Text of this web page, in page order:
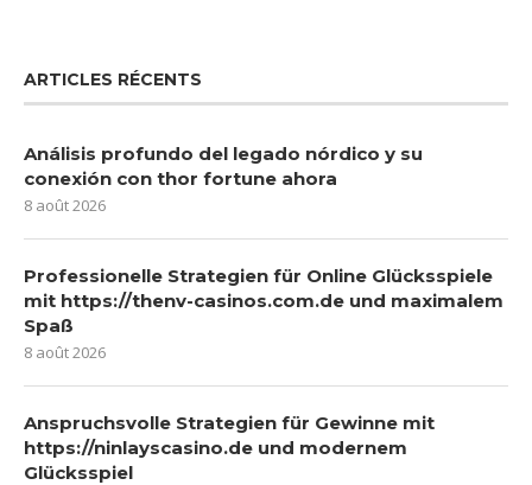
ARTICLES RÉCENTS
Análisis profundo del legado nórdico y su
conexión con thor fortune ahora
8 août 2026
Professionelle Strategien für Online Glücksspiele
mit https://thenv-casinos.com.de und maximalem
Spaß
8 août 2026
Anspruchsvolle Strategien für Gewinne mit
https://ninlayscasino.de und modernem
Glücksspiel